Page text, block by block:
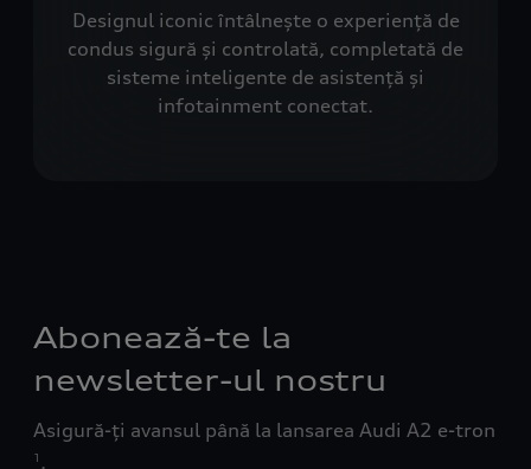
Designul iconic întâlnește o experiență de
condus sigură și controlată, completată de
sisteme inteligente de asistență și
infotainment conectat.
Abonează-te la
newsletter-ul nostru
Asigură-ți avansul până la lansarea Audi A2 e-tron
1 .